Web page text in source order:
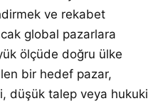
ve rekabet
global pazarlara
ölçüde doğru ülke
bir hedef pazar,
düşük talep veya hukuki